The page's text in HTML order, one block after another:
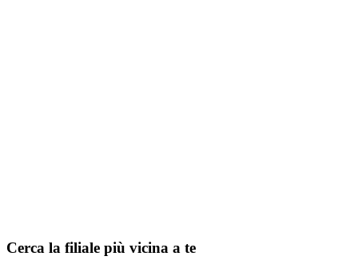
Cerca la filiale più vicina a te